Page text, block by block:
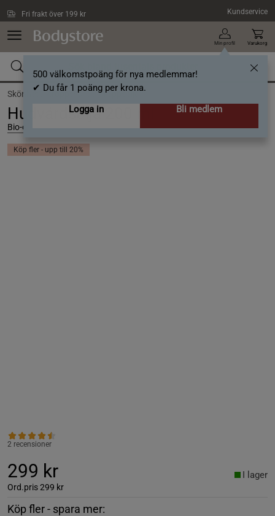
Fri frakt över 199 kr Kundservice
Min profil
500 välkomstpoäng för nya medlemmar!
✔ Du får 1 poäng per krona.
Logga in
Bli medlem
Varukorg
Skönhet /Kroppsvård /Kroppsolja
Hudvårdsolja 200 ml
Bio-oil
Köp fler - upp till 20%
2 recensioner
299 kr
Ord.pris299 kr
I lager
Köp fler - spara mer: